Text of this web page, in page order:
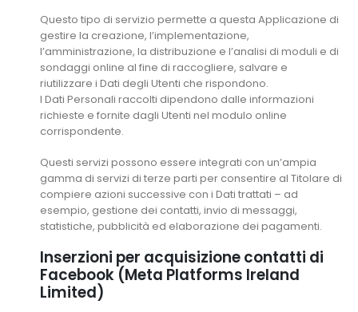
Questo tipo di servizio permette a questa Applicazione di
gestire la creazione, l’implementazione,
l’amministrazione, la distribuzione e l’analisi di moduli e di
sondaggi online al fine di raccogliere, salvare e
riutilizzare i Dati degli Utenti che rispondono.
I Dati Personali raccolti dipendono dalle informazioni
richieste e fornite dagli Utenti nel modulo online
corrispondente.
Questi servizi possono essere integrati con un’ampia
gamma di servizi di terze parti per consentire al Titolare di
compiere azioni successive con i Dati trattati – ad
esempio, gestione dei contatti, invio di messaggi,
statistiche, pubblicità ed elaborazione dei pagamenti.
Inserzioni per acquisizione contatti di
Facebook (Meta Platforms Ireland
Limited)